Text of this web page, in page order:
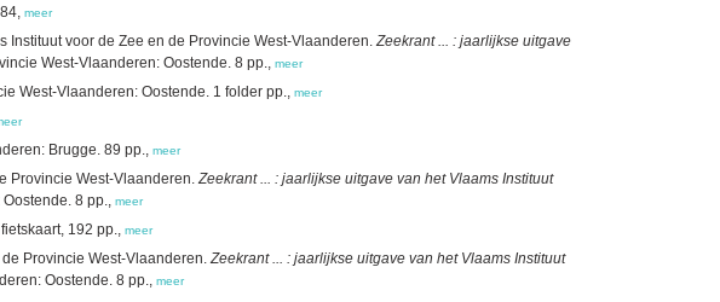
meer
Instituut voor de Zee en de Provincie West-Vlaanderen.Zeekrant ... : jaarlijkse uitgave
West-Vlaanderen: Oostende. 8 pp., meer
West-Vlaanderen: Oostende. 1 folder pp., meer
Brugge. 89 pp., meer
Provincie West-Vlaanderen.Zeekrant ... : jaarlijkse uitgave van het Vlaams Instituut
8 pp., meer
192 pp., meer
Provincie West-Vlaanderen.Zeekrant ... : jaarlijkse uitgave van het Vlaams Instituut
Oostende. 8 pp., meer